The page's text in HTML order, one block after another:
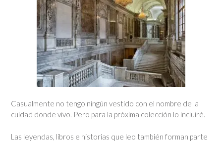
Casualmente no tengo ningún vestido con el nombre de la
cuidad donde vivo. Pero para la próxima colección lo incluiré.
Las leyendas, libros e historias que leo también forman parte